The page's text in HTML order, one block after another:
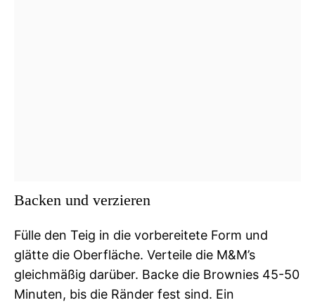
Backen und verzieren
Fülle den Teig in die vorbereitete Form und
glätte die Oberfläche. Verteile die M&M’s
gleichmäßig darüber. Backe die Brownies 45-50
Minuten, bis die Ränder fest sind. Ein